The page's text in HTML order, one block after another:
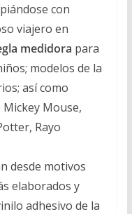
con
viajero en
medidora para
modelos de la
así como
Mouse,
Rayo
desde motivos
elaborados y
adhesivo de la